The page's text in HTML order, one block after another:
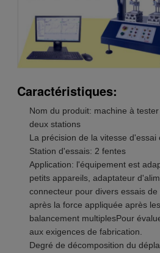
Caractéristiques:
Nom du produit: machine à
deux stations
La précision de la vitesse d'essai
Station d'essais: 2 fentes
Application: l'équipement est
petits appareils, adaptateur
connecteur pour divers essais
après la force appliquée après
balancement multiplesPour
aux exigences de fabrication.
Degré de décomposition du